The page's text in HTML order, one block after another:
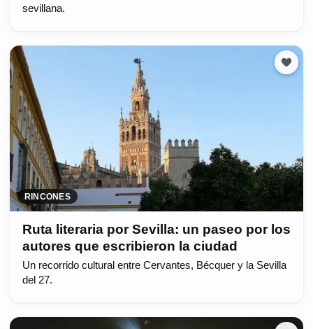
sevillana.
RINCONES
Ruta literaria por Sevilla: un paseo por los
autores que escribieron la ciudad
Un recorrido cultural entre Cervantes, Bécquer y la Sevilla
del 27.